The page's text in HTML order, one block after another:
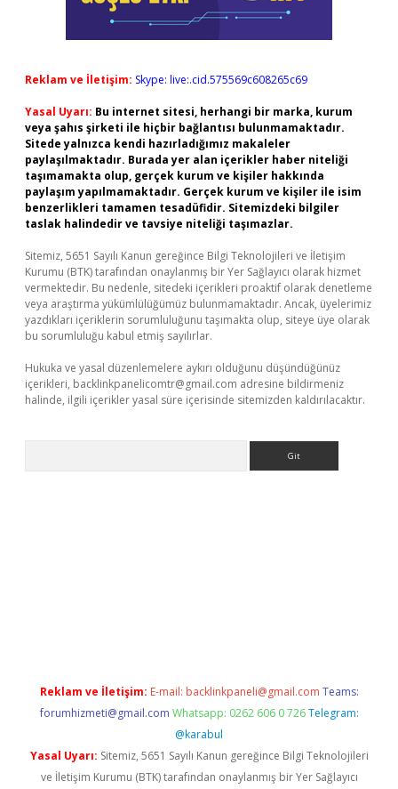
Reklam ve İletişim: Skype: live:.cid.575569c608265c69
Yasal Uyarı: Bu internet sitesi, herhangi bir marka, kurum
veya şahıs şirketi ile hiçbir bağlantısı bulunmamaktadır.
Sitede yalnızca kendi hazırladığımız makaleler
paylaşılmaktadır. Burada yer alan içerikler haber niteliği
taşımamakta olup, gerçek kurum ve kişiler hakkında
paylaşım yapılmamaktadır. Gerçek kurum ve kişiler ile isim
benzerlikleri tamamen tesadüfidir. Sitemizdeki bilgiler
taslak halindedir ve tavsiye niteliği taşımazlar.
Sitemiz, 5651 Sayılı Kanun gereğince Bilgi Teknolojileri ve İletişim
Kurumu (BTK) tarafından onaylanmış bir Yer Sağlayıcı olarak hizmet
vermektedir. Bu nedenle, sitedeki içerikleri proaktif olarak denetleme
veya araştırma yükümlülüğümüz bulunmamaktadır. Ancak, üyelerimiz
yazdıkları içeriklerin sorumluluğunu taşımakta olup, siteye üye olarak
bu sorumluluğu kabul etmiş sayılırlar.
Hukuka ve yasal düzenlemelere aykırı olduğunu düşündüğünüz
içerikleri, backlinkpanelicomtr@gmail.com adresine bildirmeniz
halinde, ilgili içerikler yasal süre içerisinde sitemizden kaldırılacaktır.
Reklam ve İletişim: E-mail: backlinkpaneli@gmail.com Teams:
forumhizmeti@gmail.com Whatsapp: 0262 606 0 726 Telegram:
@karabul
Yasal Uyarı: Sitemiz, 5651 Sayılı Kanun gereğince Bilgi Teknolojileri
ve İletişim Kurumu (BTK) tarafından onaylanmış bir Yer Sağlayıcı